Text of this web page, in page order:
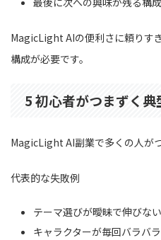
MagicLight AIの便利さに頼りす
構成が必要です。
5 初心者がつまずく
MagicLight AI副業で多くの人が
代表的な失敗例
テーマ選びが曖昧で伸びない
キャラクターが毎回バラバラ